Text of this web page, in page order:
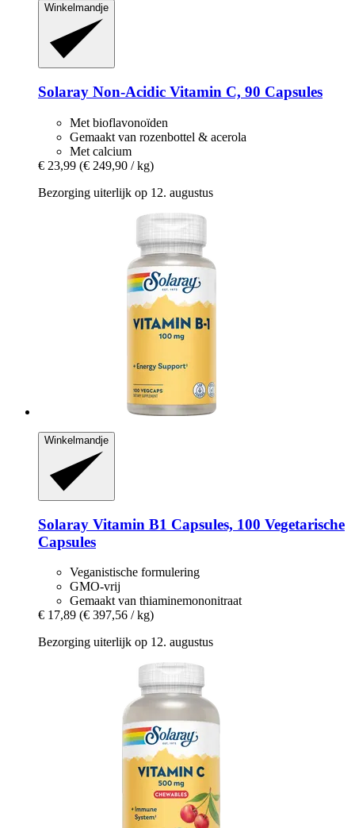
Winkelmandje
Solaray Non-​Acidic Vitamin C, 90 Capsules
Met bioflavonoïden
Gemaakt van rozenbottel & acerola
Met calcium
€ 23,99 (€ 249,90 / kg)
Bezorging uiterlijk op 12. augustus
Winkelmandje
Solaray Vitamin B1 Capsules, 100 Vegetarische
Capsules
Veganistische formulering
GMO-vrij
Gemaakt van thiaminemononitraat
€ 17,89 (€ 397,56 / kg)
Bezorging uiterlijk op 12. augustus